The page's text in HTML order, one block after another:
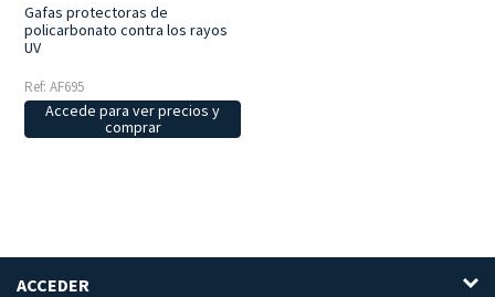
Gafas protectoras de
policarbonato contra los rayos
UV
Ref: AF695
Accede para ver precios y
comprar
ACCEDER